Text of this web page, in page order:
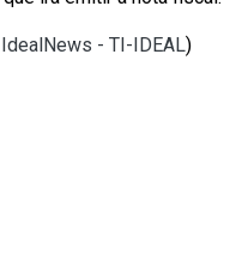
- TI-IDEAL)